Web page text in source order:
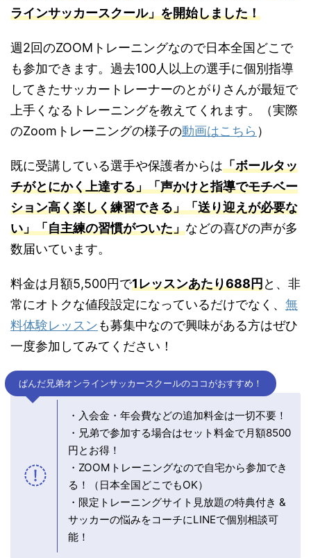
ラインサッカースクール」を開始しました！
週2回のZOOMトレーニングなので日本全国どこで
も参加できます。過去100人以上の選手に個別指導
してきたサッカートレーナーのとがりさんが最短で
上手くなるトレーニングを教えてくれます。（実際
のZoomトレーニングの様子の動画はこちら ）
既に受講している選手や保護者からは「ボールタッ
チがとにかく上達する」「声かけと指導でモチベー
ション高く楽しく練習できる」「送り迎えが必要な
い」「自主練の習慣がついた」などの喜びの声が多
数届いています。
料金は月額5,500円で1レッスンあたり688円と、非
常にオトクな値段設定になっているだけでなく、 無
料体験レッスンも募集中なので興味がある方はぜひ
一度参加してみてください！
ぱんだ兄弟オンラインサッカースクールのココがおすすめ！
・入会金・年会費などの追加料金は一切不要！
・兄弟で参加する場合はセット料金で月額8500
円とお得！
・ZOOMトレーニングなので自宅から参加でき
る！（日本全国どこでもOK）
・限定トレーニングサイト見放題の特典付き &
サッカーの悩みをコーチにLINEで個別相談可
能！